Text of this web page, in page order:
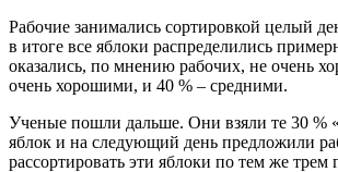
Рабочие занимались сортировкой целый
в итоге все яблоки распределились
оказались, по мнению рабочих, не очень
очень хорошими, и 40 % – средними.
Ученые пошли дальше. Они взяли те 30 %
яблок и на следующий день предложили
рассортировать эти яблоки по тем же трем